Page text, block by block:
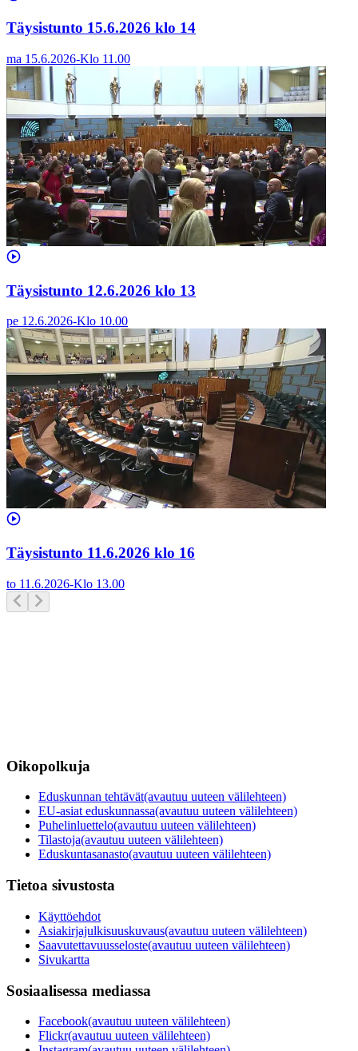
Täysistunto 15.6.2026 klo 14
ma 15.6.2026-Klo 11.00
Täysistunto 12.6.2026 klo 13
pe 12.6.2026-Klo 10.00
Täysistunto 11.6.2026 klo 16
to 11.6.2026-Klo 13.00
Oikopolkuja
Eduskunnan tehtävät(avautuu uuteen välilehteen)
EU-asiat eduskunnassa(avautuu uuteen välilehteen)
Puhelinluettelo(avautuu uuteen välilehteen)
Tilastoja(avautuu uuteen välilehteen)
Eduskuntasanasto(avautuu uuteen välilehteen)
Tietoa sivustosta
Käyttöehdot
Asiakirjajulkisuuskuvaus(avautuu uuteen välilehteen)
Saavutettavuusseloste(avautuu uuteen välilehteen)
Sivukartta
Sosiaalisessa mediassa
Facebook(avautuu uuteen välilehteen)
Flickr(avautuu uuteen välilehteen)